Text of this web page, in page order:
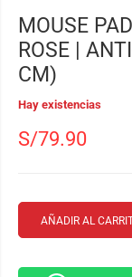
MOUSE
ROSE |
CM)
Hay existencias
S/79.90
AÑADIR AL